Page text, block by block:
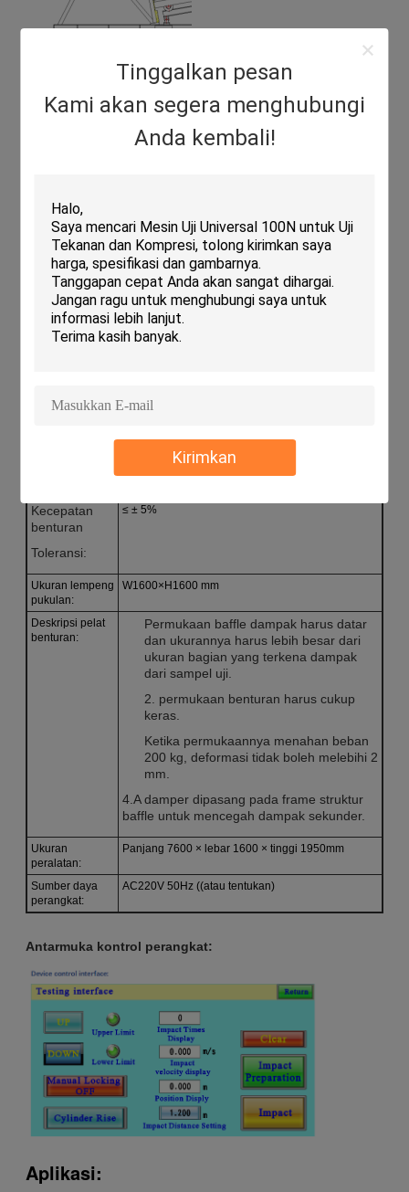
Tinggalkan pesan
Kami akan segera menghubungi
Anda kembali!
Kirimkan
dalam dua langkah; kecepatan benturan ditampilkan
Parameter teknis:
dari bagian uji
yang tahan
beban:
Ukuran
maksimum
potongan uji
yang diizinkan:
1600x1600x1600 ((L×W×H))
Sudut antara
permukaan
90 ± 1°
maksimum dari
1.305 3.78 m/s
Kecepatan
benturan
Toleransi:
≤ ± 5%
Ukuran lempeng
pukulan:
W1600×H1600 mm
Deskripsi pelat
benturan:
Permukaan baffle dampak harus datar
dan ukurannya harus lebih besar dari
ukuran bagian yang terkena dampak
dari sampel uji.
2. permukaan benturan harus cukup
keras.
Ketika permukaannya menahan beban
200 kg, deformasi tidak boleh melebihi 2
mm.
4.A damper dipasang pada frame struktur
baffle untuk mencegah dampak sekunder.
Ukuran
peralatan:
Panjang 7600 × lebar 1600 × tinggi 1950mm
Sumber daya
perangkat:
AC220V 50Hz ((atau tentukan)
Antarmuka kontrol perangkat:
Aplikasi: